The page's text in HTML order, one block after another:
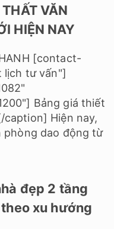
VĂN
HIỆN NAY
[contact-
lịch tư vấn"]
Bảng giá thiết
caption] Hiện nay,
phòng dao động từ
đẹp 2 tầng
xu hướng